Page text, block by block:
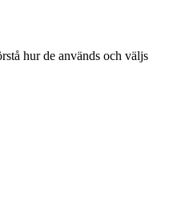
hur de används och väljs